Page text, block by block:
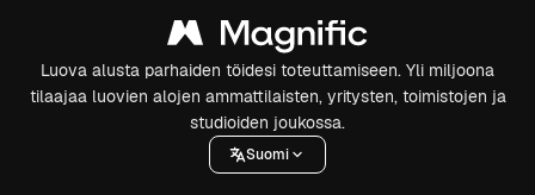
Luova alusta parhaiden töidesi toteuttamiseen. Yli miljoona
tilaajaa luovien alojen ammattilaisten, yritysten, toimistojen ja
studioiden joukossa.
Suomi